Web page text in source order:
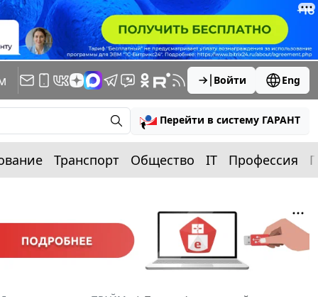
Войти Eng
Перейти в систему ГАРАНТ
Транспорт Общество IT Профессия